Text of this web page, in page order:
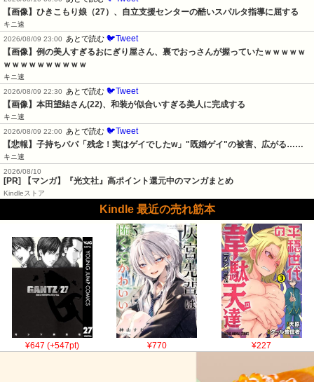
【画像】ひきこもり娘（27）、自立支援センターの酷いスパルタ指導に屈する
キニ速
2026/08/09 23:00
あとで読む 🐦Tweet
【画像】例の美人すぎるおにぎり屋さん、裏でおっさんが握っていたｗｗｗｗｗ
ｗｗｗｗｗｗｗｗｗｗ
キニ速
2026/08/09 22:30
あとで読む 🐦Tweet
【画像】本田望結さん(22)、和装が似合いすぎる美人に完成する
キニ速
2026/08/09 22:00
あとで読む 🐦Tweet
【悲報】子持ちパパ「残念！実はゲイでしたw」"既婚ゲイ"の被害、広がる……
キニ速
2026/08/10
[PR] 【マンガ】『光文社』高ポイント還元中のマンガまとめ
Kindleストア
Kindle 最近の売れ筋本
¥647 (+547pt) ¥770 ¥227